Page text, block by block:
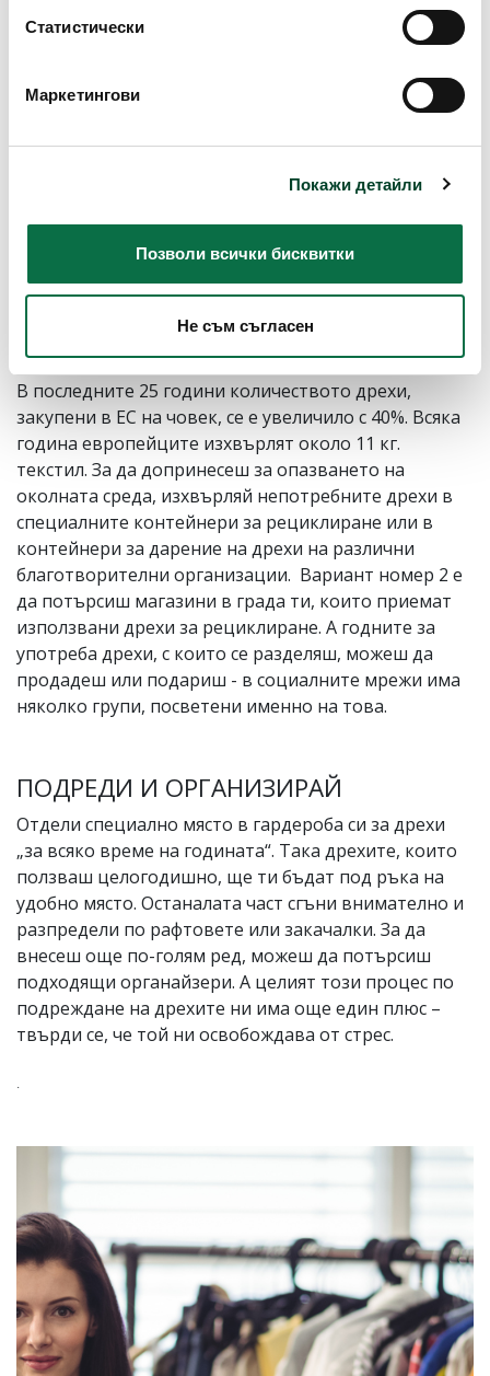
повече информация:
Политика за използване на
Статистически
Маркетингови
Покажи детайли
Позволи всички бисквитки
Не съм съгласен
ДРЕХИТЕ, С КОИТО СЕ РАЗДЕЛЯШ
В последните 25 години количеството дрехи,
закупени в ЕС на човек, се е увеличило с 40%. Всяка
година европейците изхвърлят около 11 кг.
текстил. За да допринесеш за опазването на
околната среда, изхвърляй непотребните дрехи в
специалните контейнери за рециклиране или в
контейнери за дарение на дрехи на различни
благотворителни организации. Вариант номер 2 е
да потърсиш магазини в града ти, които приемат
използвани дрехи за рециклиране. А годните за
употреба дрехи, с които се разделяш, можеш да
продадеш или подариш - в социалните мрежи има
няколко групи, посветени именно на това.
ПОДРЕДИ И ОРГАНИЗИРАЙ
Отдели специално място в гардероба си за дрехи
„за всяко време на годината“. Така дрехите, които
ползваш целогодишно, ще ти бъдат под ръка на
удобно място. Останалата част сгъни внимателно и
разпредели по рафтовете или закачалки. За да
внесеш още по-голям ред, можеш да потърсиш
подходящи органайзери. А целият този процес по
подреждане на дрехите ни има още един плюс –
твърди се, че той ни освобождава от стрес.
.